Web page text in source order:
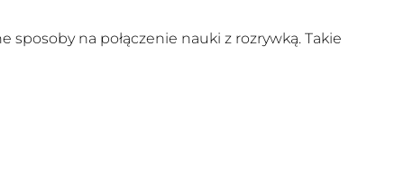
na połączenie nauki z rozrywką. Takie